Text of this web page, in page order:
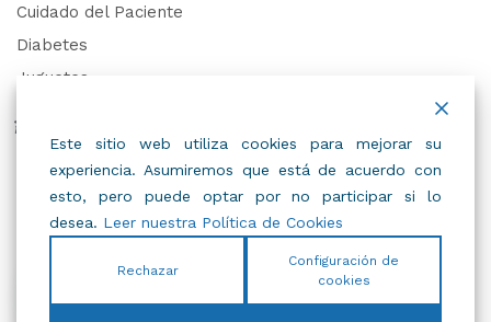
Cuidado del Paciente
Diabetes
Juguetes
Trabaja con Nosotros
Este sitio web utiliza cookies para mejorar su
experiencia. Asumiremos que está de acuerdo con
esto, pero puede optar por no participar si lo
desea. Leer nuestra Política de Cookies
Rechazar
Configuración de
cookies